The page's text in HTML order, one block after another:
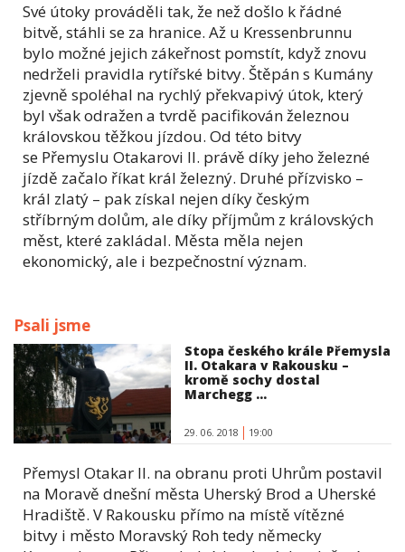
Své útoky prováděli tak, že než došlo k řádné
bitvě, stáhli se za hranice. Až u Kressenbrunnu
bylo možné jejich zákeřnost pomstít, když znovu
nedrželi pravidla rytířské bitvy. Štěpán s Kumány
zjevně spoléhal na rychlý překvapivý útok, který
byl však odražen a tvrdě pacifikován železnou
královskou těžkou jízdou. Od této bitvy
se Přemyslu Otakarovi II. právě díky jeho železné
jízdě začalo říkat král železný. Druhé přízvisko –
král zlatý – pak získal nejen díky českým
stříbrným dolům, ale díky příjmům z královských
měst, které zakládal. Města měla nejen
ekonomický, ale i bezpečnostní význam.
Psali jsme
Stopa českého krále Přemysla
II. Otakara v Rakousku –
kromě sochy dostal
Marchegg ...
29. 06. 2018 19:00
Přemysl Otakar II. na obranu proti Uhrům postavil
na Moravě dnešní města Uherský Brod a Uherské
Hradiště. V Rakousku přímo na místě vítězné
bitvy i město Moravský Roh tedy německy